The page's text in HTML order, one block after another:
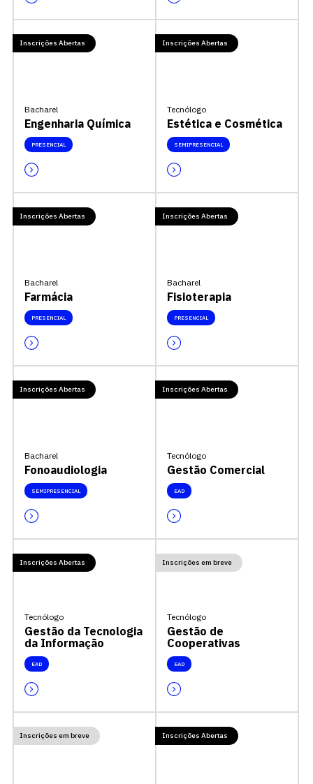
Inscrições Abertas
Bacharel
Engenharia Química
PRESENCIAL
Inscrições Abertas
Tecnólogo
Estética e Cosmética
SEMIPRESENCIAL
Inscrições Abertas
Bacharel
Farmácia
PRESENCIAL
Inscrições Abertas
Bacharel
Fisioterapia
PRESENCIAL
Inscrições Abertas
Bacharel
Fonoaudiologia
SEMIPRESENCIAL
Inscrições Abertas
Tecnólogo
Gestão Comercial
EAD
Inscrições Abertas
Tecnólogo
Gestão da Tecnologia
da Informação
EAD
Inscrições em breve
Tecnólogo
Gestão de
Cooperativas
EAD
Inscrições em breve Inscrições Abertas